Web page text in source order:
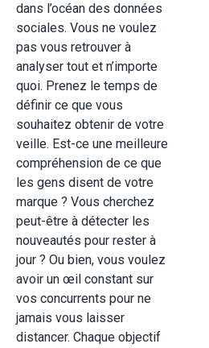
dans l’océan des données
sociales. Vous ne voulez
pas vous retrouver à
analyser tout et n’importe
quoi. Prenez le temps de
définir ce que vous
souhaitez obtenir de votre
veille. Est-ce une meilleure
compréhension de ce que
les gens disent de votre
marque ? Vous cherchez
peut-être à détecter les
nouveautés pour rester à
jour ? Ou bien, vous voulez
avoir un œil constant sur
vos concurrents pour ne
jamais vous laisser
distancer. Chaque objectif